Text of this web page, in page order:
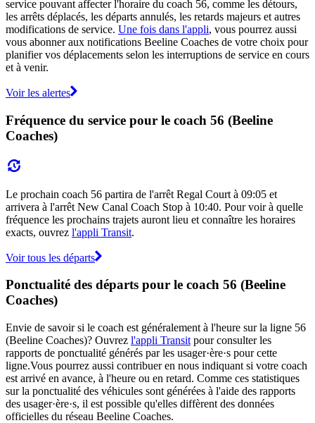
service pouvant affecter l'horaire du coach 56, comme les détours,
les arrêts déplacés, les départs annulés, les retards majeurs et autres
modifications de service. Une fois dans l'appli, vous pourrez aussi
vous abonner aux notifications Beeline Coaches de votre choix pour
planifier vos déplacements selon les interruptions de service en cours
et à venir.
Voir les alertes
Fréquence du service pour le coach 56 (Beeline
Coaches)
Le prochain coach 56 partira de l'arrêt Regal Court à 09:05 et
arrivera à l'arrêt New Canal Coach Stop à 10:40. Pour voir à quelle
fréquence les prochains trajets auront lieu et connaître les horaires
exacts, ouvrez l'appli Transit.
Voir tous les départs
Ponctualité des départs pour le coach 56 (Beeline
Coaches)
Envie de savoir si le coach est généralement à l'heure sur la ligne 56
(Beeline Coaches)? Ouvrez l'appli Transit pour consulter les
rapports de ponctualité générés par les usager·ère·s pour cette
ligne.Vous pourrez aussi contribuer en nous indiquant si votre coach
est arrivé en avance, à l'heure ou en retard. Comme ces statistiques
sur la ponctualité des véhicules sont générées à l'aide des rapports
des usager·ère·s, il est possible qu'elles diffèrent des données
officielles du réseau Beeline Coaches.